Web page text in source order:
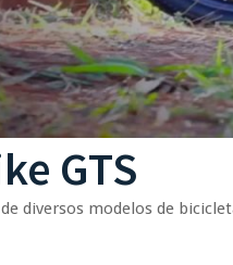
GTS
diversos modelos de